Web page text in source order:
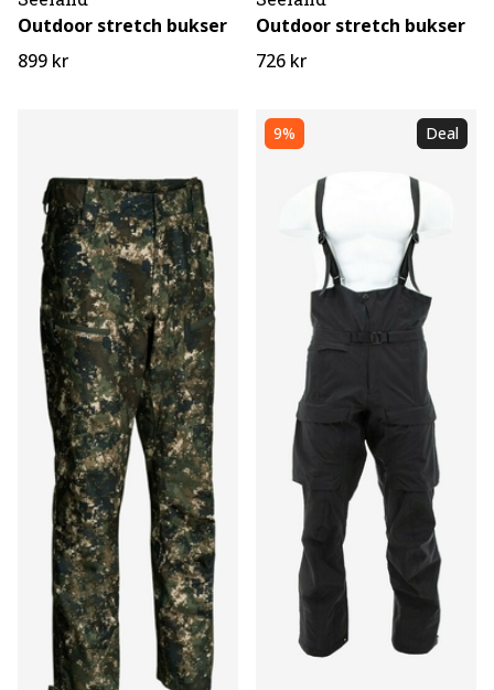
Outdoor stretch bukser
899 kr
Outdoor stretch bukser
726 kr
9% Deal